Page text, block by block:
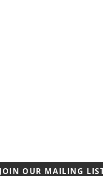
JOIN OUR MAILING